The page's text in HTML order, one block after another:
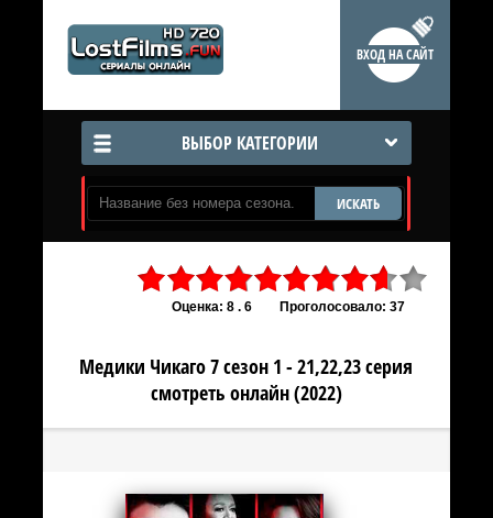
ВХОД НА САЙТ
ВЫБОР КАТЕГОРИИ
ИСКАТЬ
Оценка: 8 . 6 Проголосовало: 37
Медики Чикаго 7 сезон 1 - 21,22,23 серия
смотреть онлайн (2022)